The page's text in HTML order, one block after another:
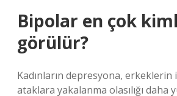
Bipolar en çok
görülür?
Kadınların depresyona, erkeklerin
ataklara yakalanma olasılığı daha